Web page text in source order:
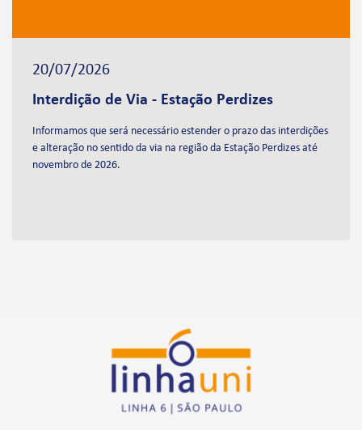
20/07/2026
Interdição de Via - Estação Perdizes
Informamos que será necessário estender o prazo das interdições
e alteração no sentido da via na região da Estação Perdizes até
novembro de 2026.